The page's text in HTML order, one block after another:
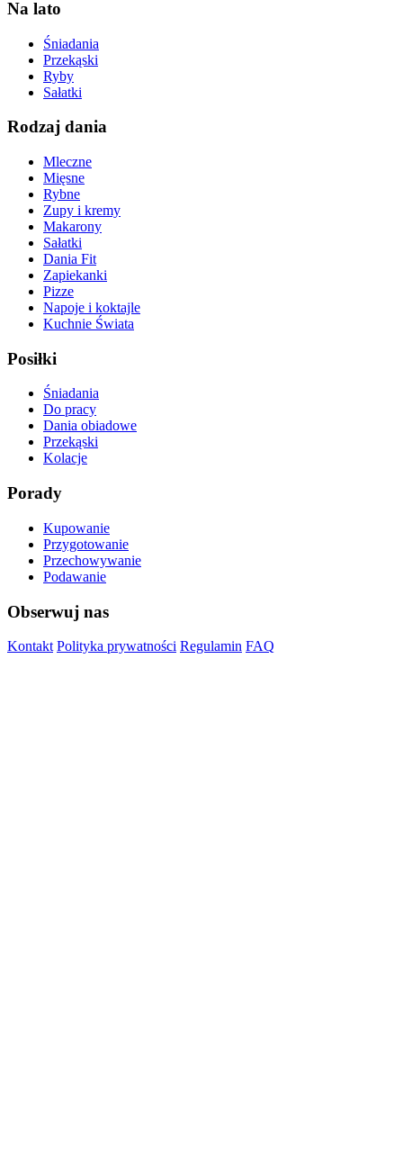
Na lato
Śniadania
Przekąski
Ryby
Sałatki
Rodzaj dania
Mleczne
Mięsne
Rybne
Zupy i kremy
Makarony
Sałatki
Dania Fit
Zapiekanki
Pizze
Napoje i koktajle
Kuchnie Świata
Posiłki
Śniadania
Do pracy
Dania obiadowe
Przekąski
Kolacje
Porady
Kupowanie
Przygotowanie
Przechowywanie
Podawanie
Obserwuj nas
Kontakt Polityka prywatności Regulamin FAQ